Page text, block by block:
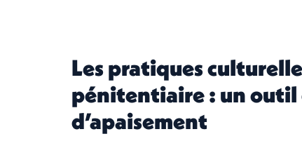
Les pratiques
pénitentiaire : un outil
d’apaisement